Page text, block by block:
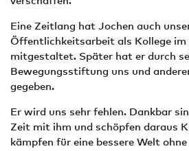
Eine Zeitlang hat Jochen auch
Öffentlichkeitsarbeit als Kollege im
mitgestaltet. Später hat er durch
Bewegungsstiftung uns und
gegeben.
Er wird uns sehr fehlen. Dankbar
Zeit mit ihm und schöpfen daraus
kämpfen für eine bessere Welt